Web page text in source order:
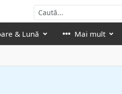
& Lună Mai mult